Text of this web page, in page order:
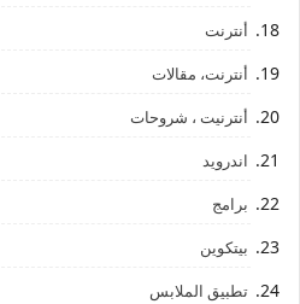
أنترنت
أنترنت، مقالات
أنترنيت ، شروحات
اندرويد
برامج
بيتكوين
تطبيق الملابس